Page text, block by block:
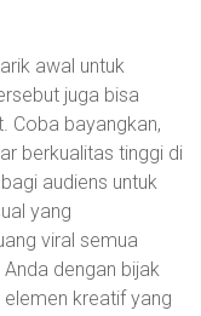
awal untuk
juga bisa
Coba bayangkan,
berkualitas tinggi di
audiens untuk
yang
viral semua
dengan bijak
kreatif yang